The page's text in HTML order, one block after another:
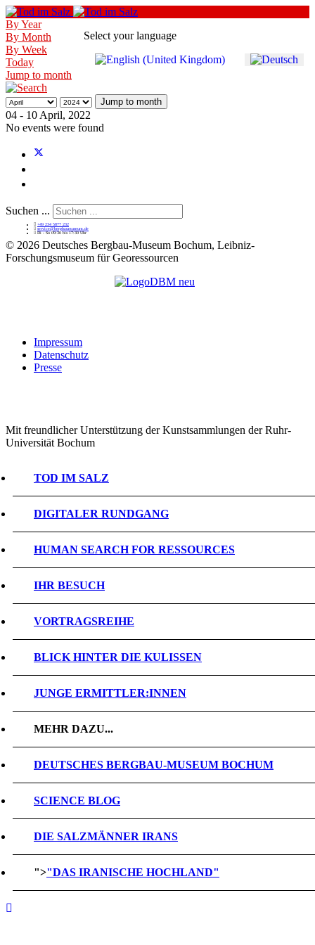
Select your language
By Year
By Month
By Week
Today
Jump to month
Jump to month
04 - 10 April, 2022
No events were found
Suchen ...
+49 234 5877 232
service@bergbaumuseum.de
Di - So 09:30 bis 17:30 Uhr
© 2026 Deutsches Bergbau-Museum Bochum, Leibniz-
Forschungsmuseum für Georessourcen
Impressum
Datenschutz
Presse
Mit freundlicher Unterstützung der Kunstsammlungen der Ruhr-
Universität Bochum
TOD IM SALZ
DIGITALER RUNDGANG
HUMAN SEARCH FOR RESSOURCES
IHR BESUCH
VORTRAGSREIHE
BLICK HINTER DIE KULISSEN
JUNGE ERMITTLER:INNEN
MEHR DAZU...
DEUTSCHES BERGBAU-MUSEUM BOCHUM
SCIENCE BLOG
DIE SALZMÄNNER IRANS
">"DAS IRANISCHE HOCHLAND"